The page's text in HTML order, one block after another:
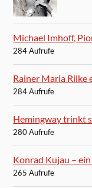
Michael Imhoff,
284 Aufrufe
Rainer Maria Rilke
284 Aufrufe
Hemingway trinkt
280 Aufrufe
Konrad Kujau –
265 Aufrufe